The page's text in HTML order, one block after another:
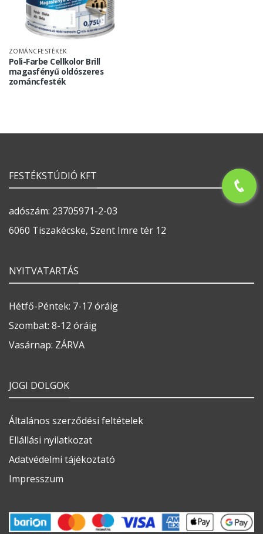
ZOMÁNCFESTÉKEK
Poli-Farbe Cellkolor Brill
magasfényű oldószeres
zománcfesték
FESTÉKSTÚDIÓ KFT
adószám: 23705971-2-03
6060 Tiszakécske, Szent Imre tér 12
NYITVATARTÁS
Hétfő-Péntek: 7-17 óráig
Szombat: 8-12 óráig
Vasárnap: ZÁRVA
JOGI DOLGOK
Általános szerződési feltételek
Ellállási nyilatkozat
Adatvédelmi tájékoztató
Impresszum